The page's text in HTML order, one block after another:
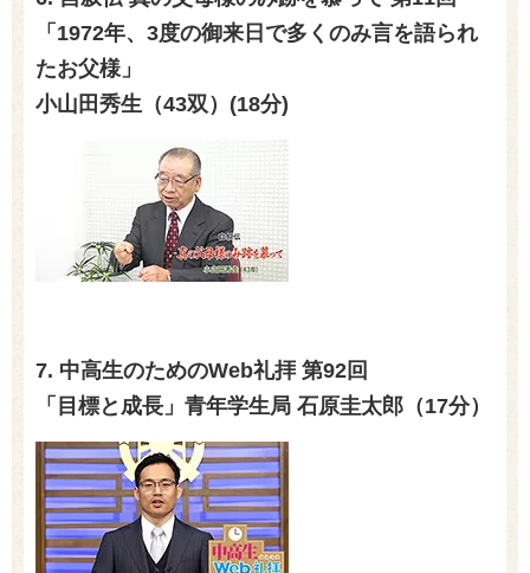
「 1972年、 3度の御来日で多くのみ言を語られ
たお父様」
小山田秀生（43双） (18分)
7. 中高生のためのWeb礼拝 第92回
「目標と成長」青年学生局 石原圭太郎（17分）